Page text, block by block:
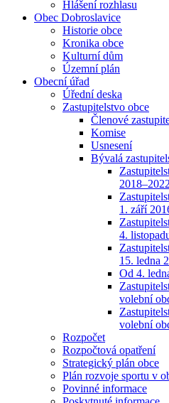
Hlášení rozhlasu
Obec Dobroslavice
Historie obce
Kronika obce
Kulturní dům
Územní plán
Obecní úřad
Úřední deska
Zastupitelstvo obce
Členové
Komise
Usnesení
Bývalá
2018–2022
1. září
4.
15. ledna
Od 4.
volební
volební
Rozpočet
Rozpočtová opatření
Strategický plán obce
Plán rozvoje sportu v
Povinné informace